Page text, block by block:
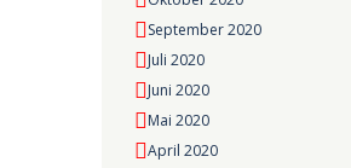
September 2020
Juli 2020
Juni 2020
Mai 2020
April 2020